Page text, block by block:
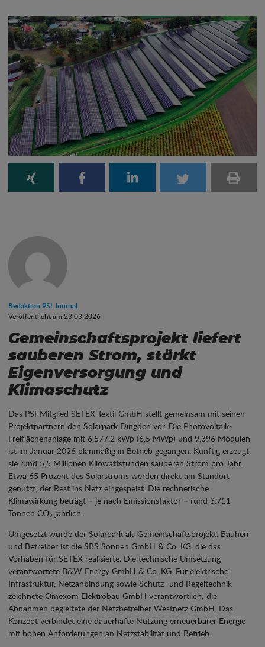
Redaktion PSI Journal
Veröffentlicht am 23.03.2026
Gemeinschaftsprojekt liefert
sauberen Strom, stärkt
Eigenversorgung und
Klimaschutz
Das PSI-Mitglied SETEX-Textil GmbH stellt gemeinsam mit seinen
Projektpartnern den Solarpark Dingden vor. Die Photovoltaik-
Freiflächenanlage mit 6.577,2 kWp (6,5 MWp) und 9.396 Modulen
ist im Januar 2026 planmäßig in Betrieb gegangen. Künftig erzeugt
sie rund 5,5 Millionen Kilowattstunden sauberen Strom pro Jahr.
Etwa 65 Prozent des Solarstroms werden direkt am Standort
genutzt, der Rest ins Netz eingespeist. Die rechnerische
Klimawirkung beträgt – je nach Emissionsfaktor – rund 3.711
Tonnen CO₂ jährlich.
Umgesetzt wurde der Solarpark als Gemeinschaftsprojekt. Bauherr
und Betreiber ist die SBS Sonnen GmbH & Co. KG, die das
Vorhaben für SETEX realisierte. Die technische Umsetzung
verantwortete B&W Energy GmbH & Co. KG. Für elektrische
Infrastruktur, Netzanbindung sowie Schutz- und Regeltechnik
zeichnete Omexom Elektrobau GmbH verantwortlich; die
Abnahmen begleitete der Netzbetreiber Westnetz GmbH. Das
Konzept verbindet eine dauerhafte Nutzung erneuerbarer Energie
mit hohen Anforderungen an Netzstabilität und Betrieb.